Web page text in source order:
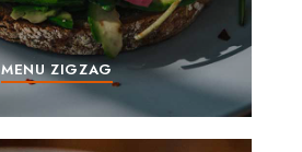
MENU ZIGZAG